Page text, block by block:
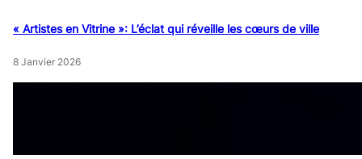
« Artistes en Vitrine »: L’éclat qui réveille les cœurs de ville
8 Janvier 2026